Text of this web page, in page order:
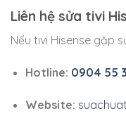
Liên hệ sửa tivi
Nếu tivi Hisense gặp
Hotline: 0904 55
Website: